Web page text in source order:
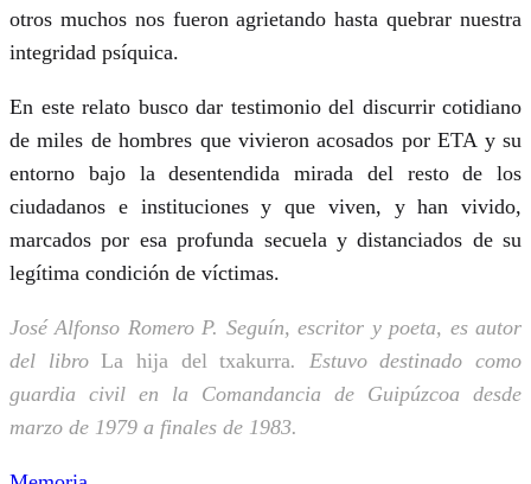
otros muchos nos fueron agrietando hasta quebrar nuestra
integridad psíquica.
En este relato busco dar testimonio del discurrir cotidiano
de miles de hombres que vivieron acosados por ETA y su
entorno bajo la desentendida mirada del resto de los
ciudadanos e instituciones y que viven, y han vivido,
marcados por esa profunda secuela y distanciados de su
legítima condición de víctimas.
José Alfonso Romero P. Seguín, escritor y poeta, es autor
del libroLa hija del txakurra. Estuvo destinado como
guardia civil en la Comandancia de Guipúzcoa desde
marzo de 1979 a finales de 1983.